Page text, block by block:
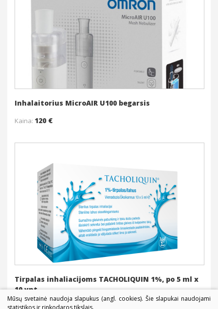
Į krepšelį
Daugiau
Inhalaitorius MicroAIR U100 begarsis
Kaina: 120 €
Į krepšelį
Daugiau
Tirpalas inhaliacijoms TACHOLIQUIN 1%, po 5 ml x
10 vnt.
Kaina:16 €
Mūsų svetainė naudoja slapukus (angl. cookies). Šie slapukai naudojami
statistikos ir rinkodaros tikslais.